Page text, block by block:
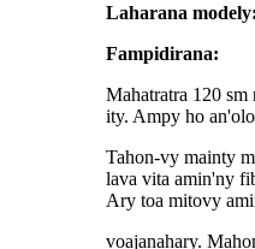
Laharana modely:
Fampidirana:
Mahatratra 120
ity. Ampy ho
Tahon-vy mainty
lava vita amin'ny
Ary toa mitovy
voajanahary.